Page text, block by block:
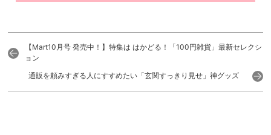
【Mart10月号 発売中！】特集は はかどる！「100円雑貨」最新セレクシ
ョン
通販を頼みすぎる人にすすめたい「玄関すっきり見せ」神グッズ